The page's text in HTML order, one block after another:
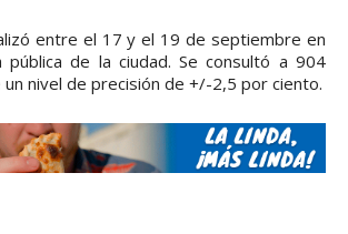
entre el 17 y el 19 de septiembre en
de la ciudad. Se consultó a 904
nivel de precisión de +/-2,5 por ciento.